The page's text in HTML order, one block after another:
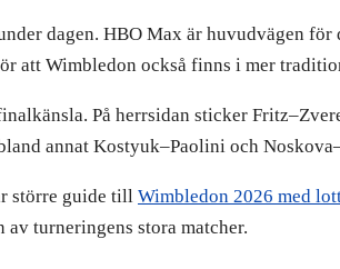
dagen. HBO Max är huvudvägen
att Wimbledon också finns i mer
På herrsidan sticker
annat Kostyuk–Paolini och
större guide till Wimbledon 2026 med
av turneringens stora matcher.